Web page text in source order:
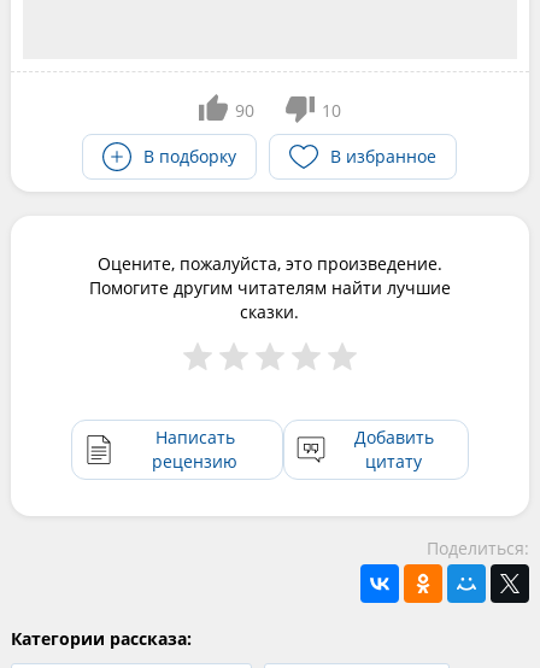
90
10
В подборку
В избранное
Оцените, пожалуйста, это произведение.
Помогите другим читателям найти лучшие
сказки.
Написать
рецензию
Добавить
цитату
Поделиться:
Категории рассказа: